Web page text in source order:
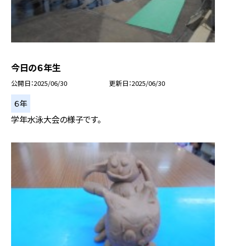
今日の６年生
公開日 2025/06/30 更新日 2025/06/30
６年
学年水泳大会の様子です。